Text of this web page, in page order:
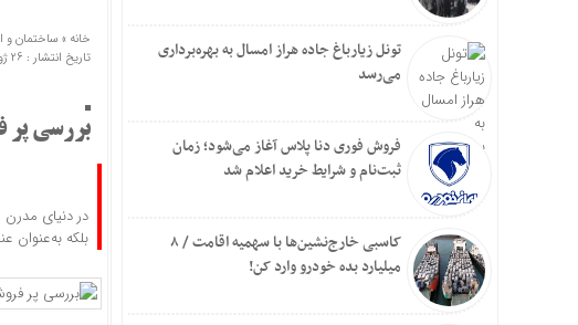
تونل زیارباغ جاده هراز امسال به بهره‌برداری
می‌رسد
فروش فوری دنا پلاس آغاز می‌شود؛ زمان
ثبت‌نام و شرایط خرید اعلام شد
کاسبی خارج‌نشین‌ها با سهمیه اقامت / ۸
میلیارد بده خودرو وارد کن!
خانه » ساختمان و
تاریخ انتشار : 26 ژوئن 2025 - 20:22 |
بررسی پر
در دنیای
بلکه به‌عنوان